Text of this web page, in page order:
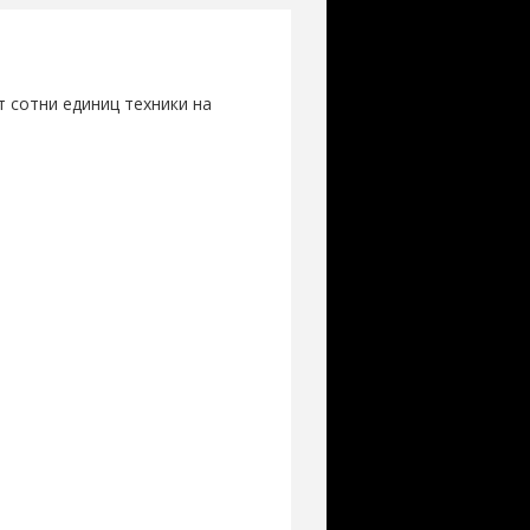
единиц техники на